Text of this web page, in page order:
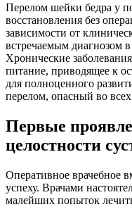
Перелом шейки бедра у
восстановления без
зависимости от
встречаемым диагнозом
Хронические
питание, приводящее к
для полноценного
перелом, опасный во
Первые
целостности
Оперативное врачебное
успеху. Врачами
малейших попыток